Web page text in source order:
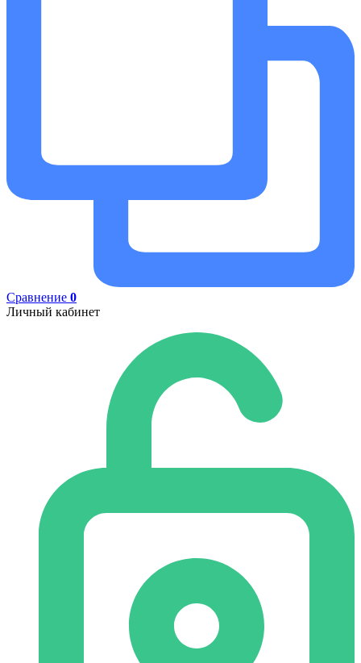
Сравнение 0
Личный кабинет